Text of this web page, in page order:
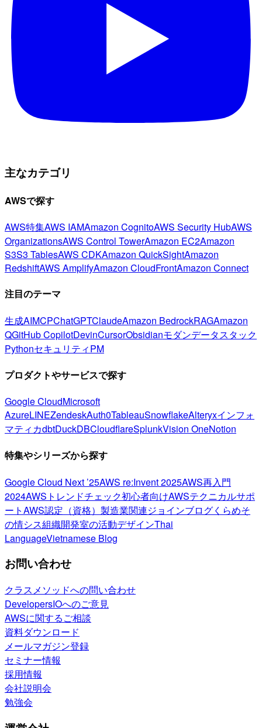
主なカテゴリ
AWSで探す
AWS特集AWS IAMAmazon CognitoAWS Security HubAWS
OrganizationsAWS Control TowerAmazon EC2Amazon
S3S3 TablesAWS CDKAmazon QuickSightAmazon
RedshiftAWS AmplifyAmazon CloudFrontAmazon Connect
注目のテーマ
生成AIMCPChatGPTClaudeAmazon BedrockRAGAmazon
QGitHub CopilotDevinCursorObsidianモダンデータスタック
PythonセキュリティPM
プロダクトやサービスで探す
Google CloudMicrosoft
AzureLINEZendeskAuth0TableauSnowflakeAlteryxインフォ
マティカdbtDuckDBCloudflareSplunkVision OneNotion
特集やシリーズから探す
Google Cloud Next ’25AWS re:Invent 2025AWS再入門
2024AWSトレンドチェック初心者向けAWSテクニカルサポ
ートAWS認定（資格） 製造業関連ジョインブログくらめそ
の情シス組織開発室の活動デザインThai
LanguageVietnamese Blog
お問い合わせ
クラスメソッドへの問い合わせ
DevelopersIOへのご意見
AWSに関するご相談
資料ダウンロード
メールマガジン登録
セミナー情報
採用情報
会社説明会
勉強会